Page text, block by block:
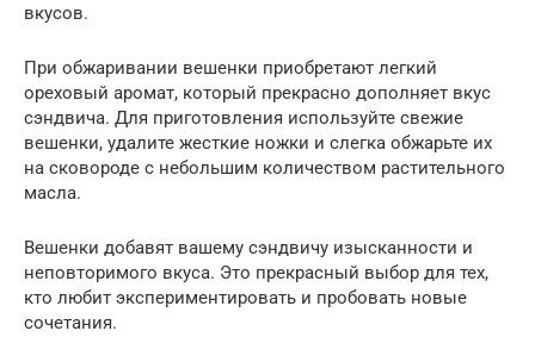
вкусов.
При обжаривании вешенки приобретают легкий
ореховый аромат, который прекрасно дополняет вкус
сэндвича. Для приготовления используйте свежие
вешенки, удалите жесткие ножки и слегка обжарьте их
на сковороде с небольшим количеством растительного
масла.
Вешенки добавят вашему сэндвичу изысканности и
неповторимого вкуса. Это прекрасный выбор для тех,
кто любит экспериментировать и пробовать новые
сочетания.